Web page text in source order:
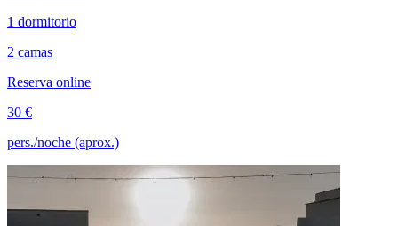
1 dormitorio
2 camas
Reserva online
30 €
pers./noche (aprox.)